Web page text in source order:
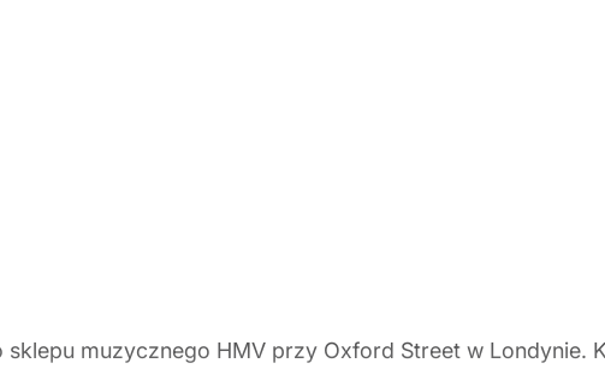
muzycznego HMV przy Oxford Street w Londynie.